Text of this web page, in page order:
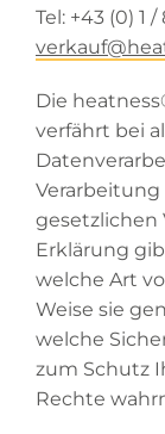
Tel: +43 (0) 1
Die
verfährt bei
gesetzlichen
Erklärung
welche Art
Weise sie
welche
zum Schutz
Rechte